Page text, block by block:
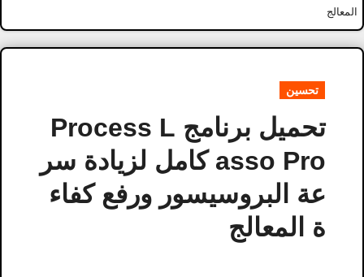
المعالج
تحسين
تحميل برنامج Process L
asso Pro كامل لزيادة سر
عة البروسيسور ورفع كفاء
ة المعالج